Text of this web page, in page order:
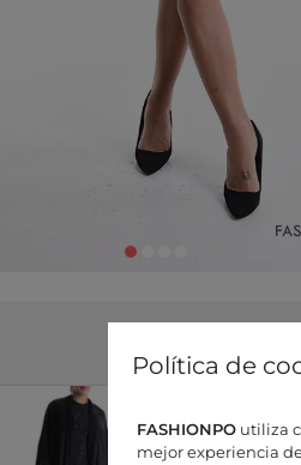
Política de
FASHIONPO utiliza
mejor experiencia